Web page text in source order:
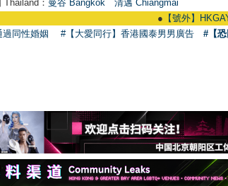
Thailand： 曼谷 Bangkok
清邁 Chiangmai
【號外】
同性婚姻 #【大愛同行】香港國泰男男廣告 #【